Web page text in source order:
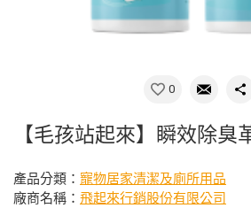
0
【毛孩站起來】瞬效除臭
產品分類： 寵物居家清潔及廁所用品
廠商名稱： 飛起來行銷股份有限公司